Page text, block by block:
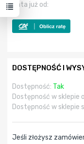
Rata już od:
DOSTĘPNOŚĆ I
Dostępność: Tak
Dostępność w sklepie
Dostępność w sklepie
Jeśli złożysz